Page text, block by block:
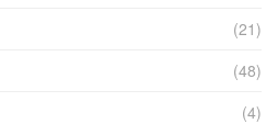
(21)
(48)
(4)